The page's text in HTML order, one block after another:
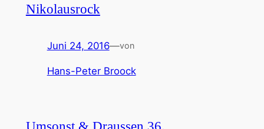
Nikolausrock
Juni 24, 2016—von
Hans-Peter Broock